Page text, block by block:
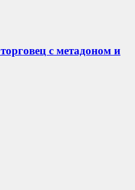
с метадоном и